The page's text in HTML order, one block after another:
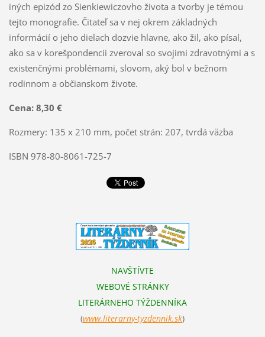
iných epizód zo Sienkiewiczovho života a tvorby je témou
tejto monografie. Čitateľ sa v nej okrem základných
informácií o jeho dielach dozvie hlavne, ako žil, ako písal,
ako sa v korešpondencii zveroval so svojimi zdravotnými a s
existenčnými problémami, slovom, aký bol v bežnom
rodinnom a občianskom živote.
Cena: 8,30 €
Rozmery: 135 x 210 mm, počet strán: 207, tvrdá väzba
ISBN 978-80-8061-725-7
NAVŠTÍVTE
WEBOVÉ STRÁNKY
LITERÁRNEHO TÝŽDENNÍKA
(www.literarny-tyzdennik.sk)